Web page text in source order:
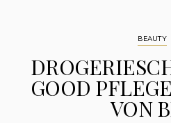
BEAUTY
GOOD
VON